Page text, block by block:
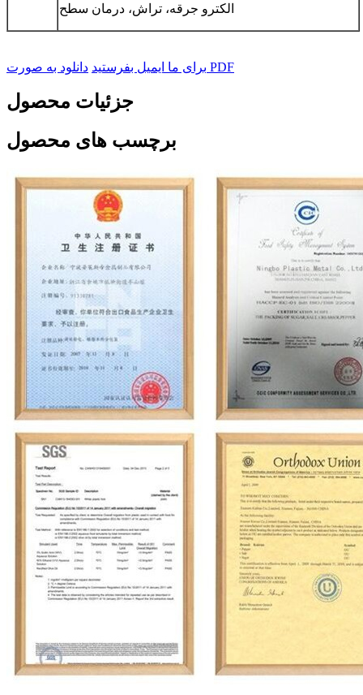
الکترو جرقه، تراش، درمان سطح
برای ما ایمیل بفرستید دانلود به صورت PDF
جزئیات محصول
برچسب های محصول